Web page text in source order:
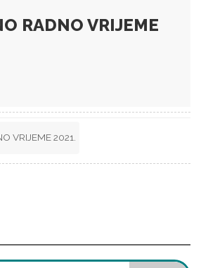
RADNO VRIJEME
VRIJEME 2021.